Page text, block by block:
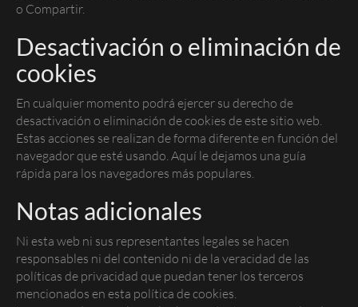
o Compartir.
Desactivación o eliminación de
cookies
En cualquier momento podrá ejercer su derecho de
desactivación o eliminación de cookies de este sitio web.
Estas acciones se realizan de forma diferente en función del
navegador que esté usando. Aquí le dejamos una guía
rápida para los navegadores más populares.
Notas adicionales
Ni esta web ni sus representantes legales se hacen
responsables ni del contenido ni de la veracidad de las
políticas de privacidad que puedan tener los terceros
mencionados en esta política decookies.